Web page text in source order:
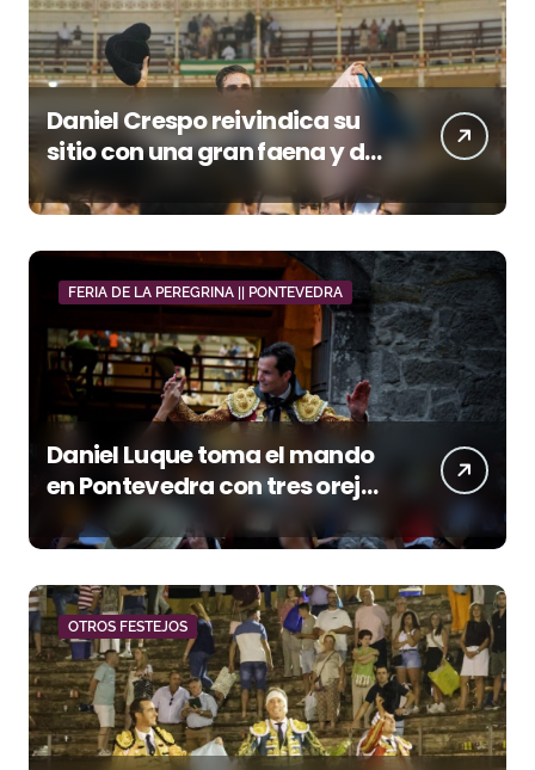
Daniel Crespo reivindica su
sitio con una gran faena y dos
orejas
FERIA DE LA PEREGRINA || PONTEVEDRA
Daniel Luque toma el mando
en Pontevedra con tres orejas
y una Puerta Grande de peso
OTROS FESTEJOS